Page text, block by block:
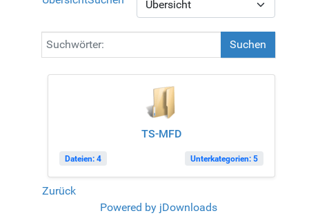
Suchen
TS-MFD
Dateien: 4 Unterkategorien: 5
Zurück
Powered by jDownloads